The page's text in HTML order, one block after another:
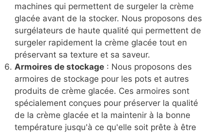
machines qui permettent de surgeler la crème
glacée avant de la stocker. Nous proposons des
surgélateurs de haute qualité qui permettent de
surgeler rapidement la crème glacée tout en
préservant sa texture et sa saveur.
Armoires de stockage : Nous proposons des
armoires de stockage pour les pots et autres
produits de crème glacée. Ces armoires sont
spécialement conçues pour préserver la qualité
de la crème glacée et la maintenir à la bonne
température jusqu'à ce qu'elle soit prête à être